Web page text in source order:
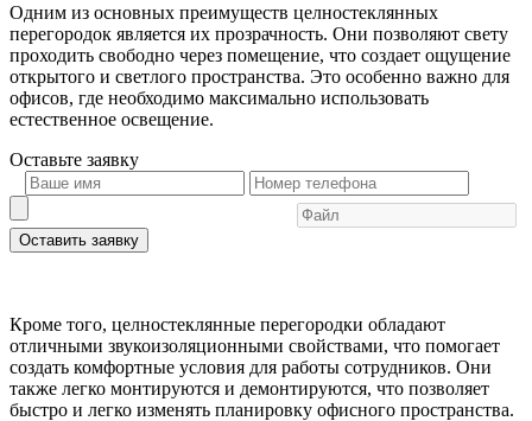
Одним из основных преимуществ целностеклянных
перегородок является их прозрачность. Они позволяют свету
проходить свободно через помещение, что создает ощущение
открытого и светлого пространства. Это особенно важно для
офисов, где необходимо максимально использовать
естественное освещение.
Оставьте заявку
Оставить заявку
Кроме того, целностеклянные перегородки обладают
отличными звукоизоляционными свойствами, что помогает
создать комфортные условия для работы сотрудников. Они
также легко монтируются и демонтируются, что позволяет
быстро и легко изменять планировку офисного пространства.